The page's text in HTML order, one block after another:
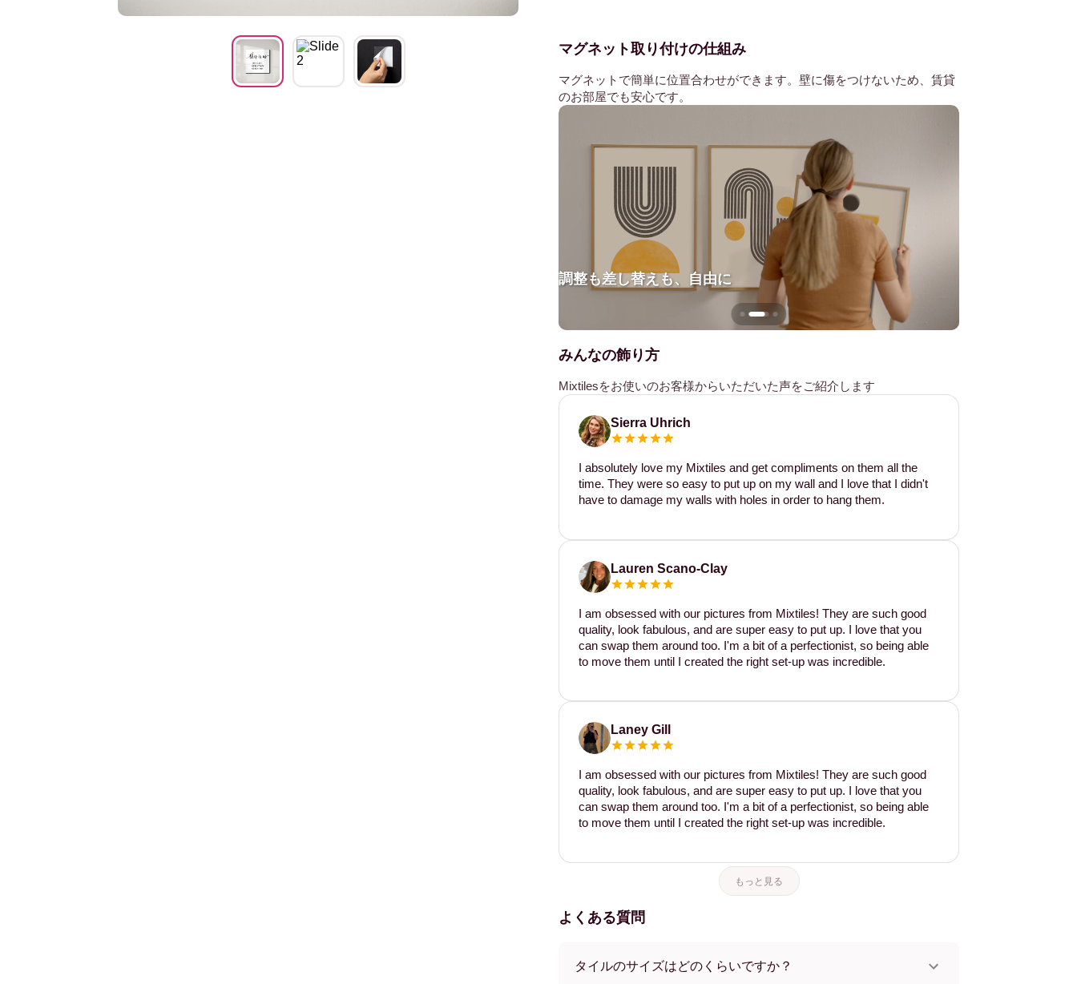
マグネット取り付けの仕組み
マグネットで簡単に位置合わせができます。壁に傷をつけないため、賃貸
のお部屋でも安心です。
調整も差し替えも、自由に
みんなの飾り方
Mixtilesをお使いのお客様からいただいた声をご紹介します
Sierra Uhrich
I absolutely love my Mixtiles and get compliments on them all the
time. They were so easy to put up on my wall and I love that I didn't
have to damage my walls with holes in order to hang them.
Lauren Scano-Clay
I am obsessed with our pictures from Mixtiles! They are such good
quality, look fabulous, and are super easy to put up. I love that you
can swap them around too. I'm a bit of a perfectionist, so being able
to move them until I created the right set-up was incredible.
Laney Gill
I am obsessed with our pictures from Mixtiles! They are such good
quality, look fabulous, and are super easy to put up. I love that you
can swap them around too. I'm a bit of a perfectionist, so being able
to move them until I created the right set-up was incredible.
もっと見る
よくある質問
タイルのサイズはどのくらいですか？